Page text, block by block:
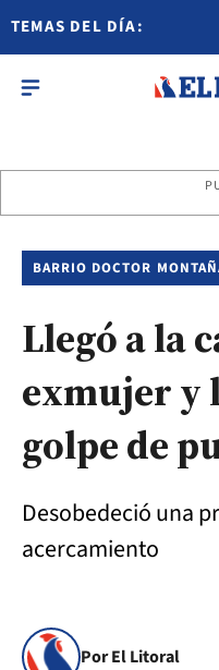
TEMAS DEL DÍA:
BARRIO DOCTOR
Llegó a la
exmujer y
golpe de
Desobedeció una
acercamiento
Por El Litoral